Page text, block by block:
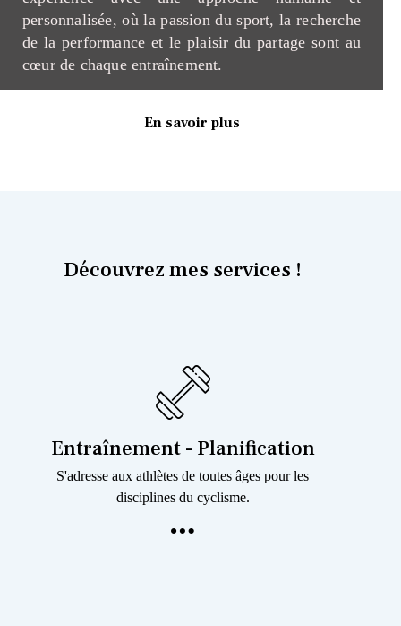
personnalisée, où la passion du sport, la recherche
de la performance et le plaisir du partage sont au
cœur de chaque entraînement.
En savoir plus
Découvrez mes services !
Entraînement - Planification
S'adresse aux athlètes de toutes âges pour les
disciplines du cyclisme.